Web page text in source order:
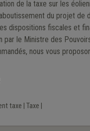
de la taxe sur les
aboutissement du projet de
dispositions fiscales et
par le Ministre des
nous vous
taxe Taxe